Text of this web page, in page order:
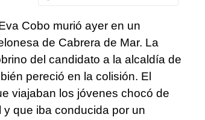
Cobo murió ayer en un
de Cabrera de Mar. La
del candidato a la alcaldía de
pereció en la colisión. El
viajaban los jóvenes chocó de
que iba conducida por un